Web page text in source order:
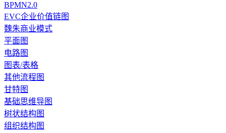
BPMN2.0
EVC企业价值链图
魏朱商业模式
平面图
电路图
图表/表格
其他流程图
甘特图
基础思维导图
树状结构图
组织结构图